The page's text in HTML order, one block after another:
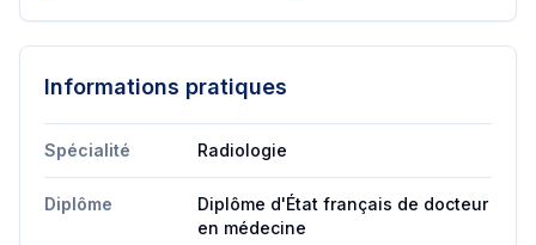
Informations pratiques
Spécialité Radiologie
Diplôme
Diplôme d'État français de docteur
en médecine